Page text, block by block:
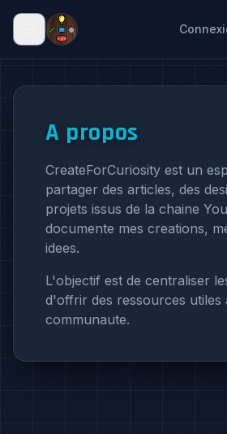
A propos
CreateForCuriosity est un
partager des articles, des
projets issus de la chaine
documente mes creations,
idees.
L'objectif est de centraliser
d'offrir des ressources utiles
communaute.